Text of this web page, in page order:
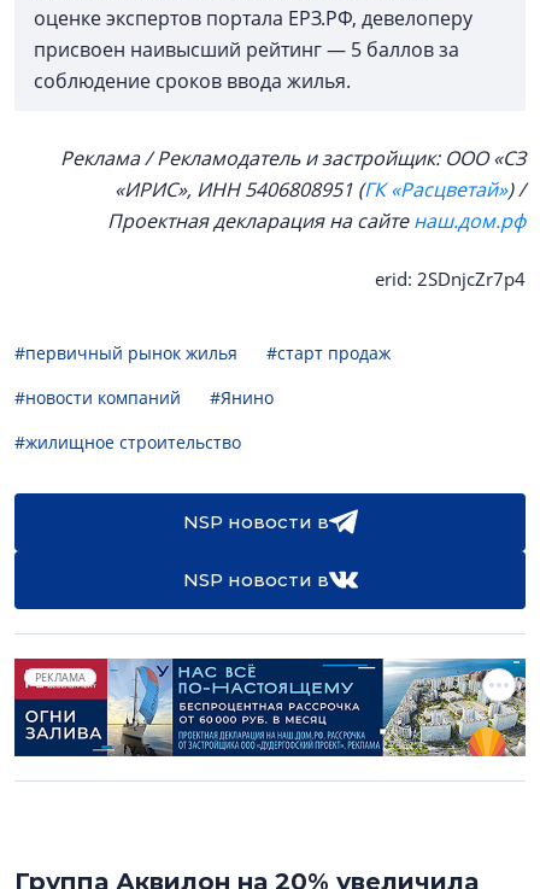
оценке экспертов портала ЕРЗ.РФ, девелоперу
присвоен наивысший рейтинг — 5 баллов за
соблюдение сроков ввода жилья.
Реклама / Рекламодатель и застройщик: ООО «СЗ
«ИРИС», ИНН 5406808951 (ГК «Расцветай»)/
Проектная декларация на сайтенаш.дом.рф
erid: 2SDnjcZr7p4
#первичный рынок жилья
#старт продаж
#новости компаний
#Янино
#жилищное строительство
NSP новости в
NSP новости в
РЕКЛАМА
Группа Аквилон на 20% увеличила